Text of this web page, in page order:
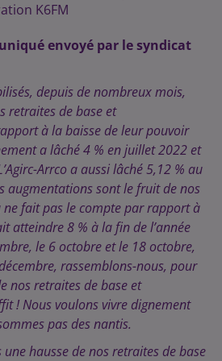
K6FM
envoyé par le syndicat
depuis de nombreux mois,
retraites de base et
à la baisse de leur pouvoir
a lâché 4 % en juillet 2022 et
Arrco a aussi lâché 5,12 % au
augmentations sont le fruit de nos
ne fait pas le compte par rapport à
atteindre 8 % à la fin de l’année
le 6 octobre et le 18 octobre,
rassemblons-nous, pour
nos retraites de base et
! Nous voulons vivre dignement
pas des nantis.
hausse de nos retraites de base